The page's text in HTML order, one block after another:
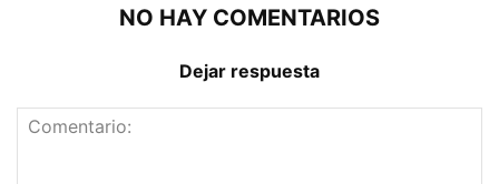
NO HAY COMENTARIOS
Dejar respuesta